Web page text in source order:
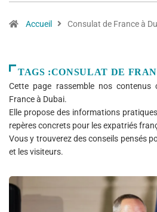
Accueil Consulat de France à
TAGS :CONSULAT DE
Cette page rassemble nos contenus
France à Dubai.
Elle propose des informations
repères concrets pour les expatriés
Vous y trouverez des conseils pensés
et les visiteurs.